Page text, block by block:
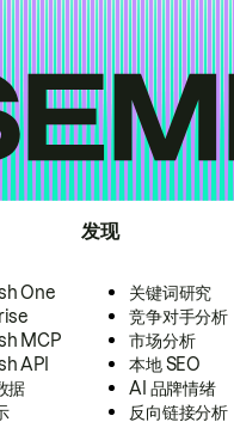
One
MCP
API
据
发现
关键词研究
竞争对手分析
市场分析
本地 SEO
AI 品牌情绪
反向链接分析